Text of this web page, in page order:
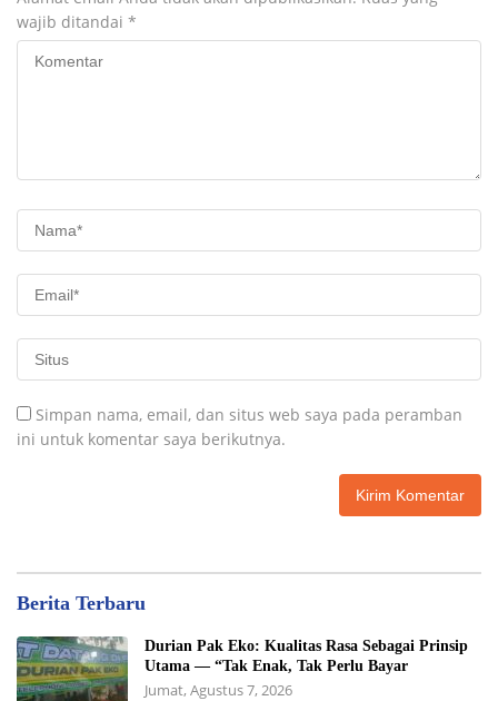
wajib ditandai *
Simpan nama, email, dan situs web saya pada peramban
ini untuk komentar saya berikutnya.
Berita Terbaru
Durian Pak Eko: Kualitas Rasa Sebagai Prinsip
Utama — “Tak Enak, Tak Perlu Bayar
Jumat, Agustus 7, 2026